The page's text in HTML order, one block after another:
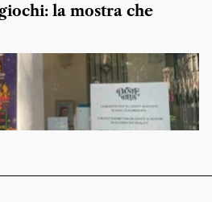
la mostra che